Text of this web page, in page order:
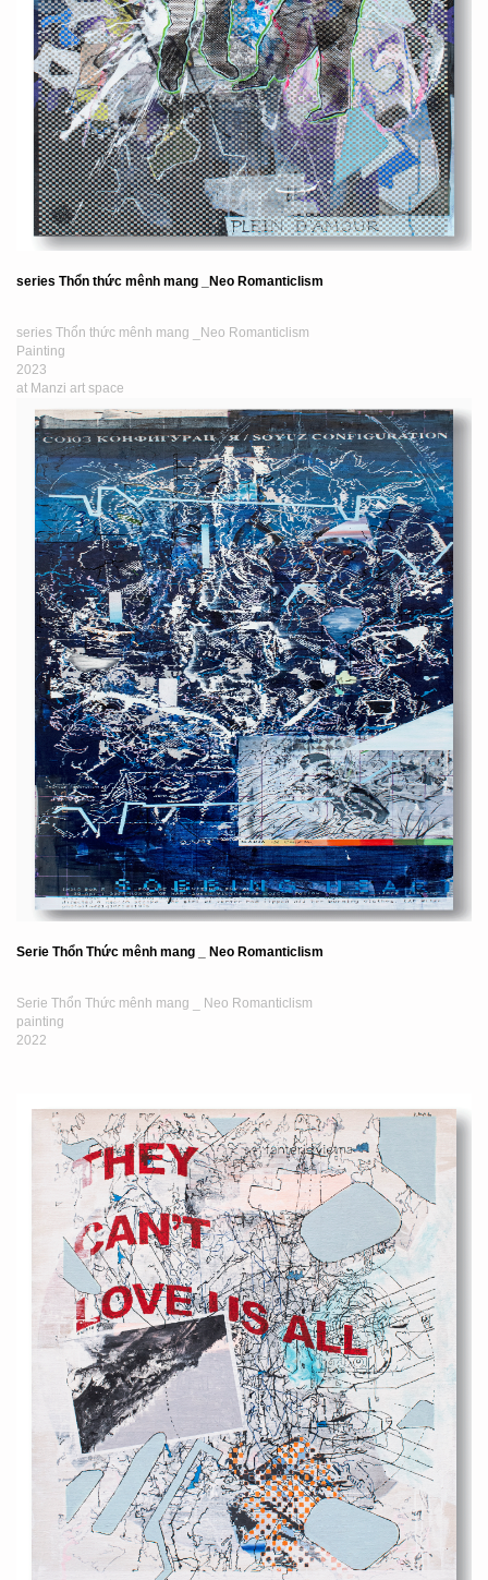
series Thổn thức mênh mang _Neo Romanticlism
series Thổn thức mênh mang _Neo Romanticlism
Painting
2023
at Manzi art space
Serie Thổn Thức mênh mang _ Neo Romanticlism
Serie Thổn Thức mênh mang _ Neo Romanticlism
painting
2022